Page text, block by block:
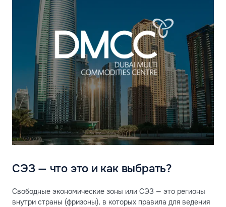
СЭЗ — что это и как выбрать?
Свободные экономические зоны или СЭЗ — это регионы
внутри страны (фризоны), в которых правила для ведения